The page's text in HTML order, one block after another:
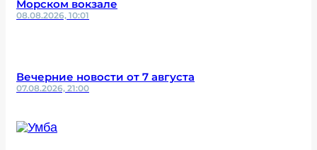
Морском вокзале
08.08.2026, 10:01
Вечерние новости от 7 августа
07.08.2026, 21:00